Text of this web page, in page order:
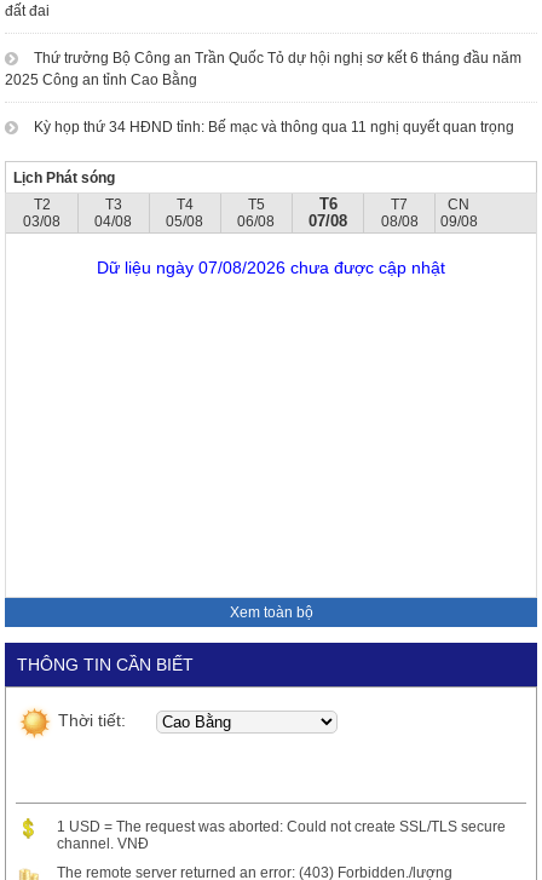
đất đai
Thứ trưởng Bộ Công an Trần Quốc Tỏ dự hội nghị sơ kết 6 tháng đầu năm
2025 Công an tỉnh Cao Bằng
Kỳ họp thứ 34 HĐND tỉnh: Bế mạc và thông qua 11 nghị quyết quan trọng
Lịch Phát sóng
T2
03/08
T3
04/08
T4
05/08
T5
06/08
T6
07/08
T7
08/08
CN
09/08
Dữ liệu ngày 07/08/2026 chưa được cập nhật
Xem toàn bộ
THÔNG TIN CẦN BIẾT
Thời tiết:
1 USD = The request was aborted: Could not create SSL/TLS secure
channel. VNĐ
The remote server returned an error: (403) Forbidden./lượng